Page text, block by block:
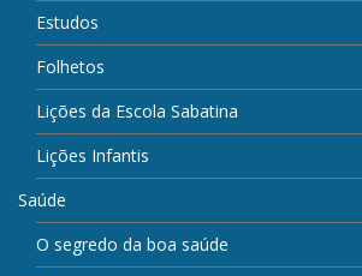
Estudos
Folhetos
Lições da Escola Sabatina
Lições Infantis
Saúde
O segredo da boa saúde